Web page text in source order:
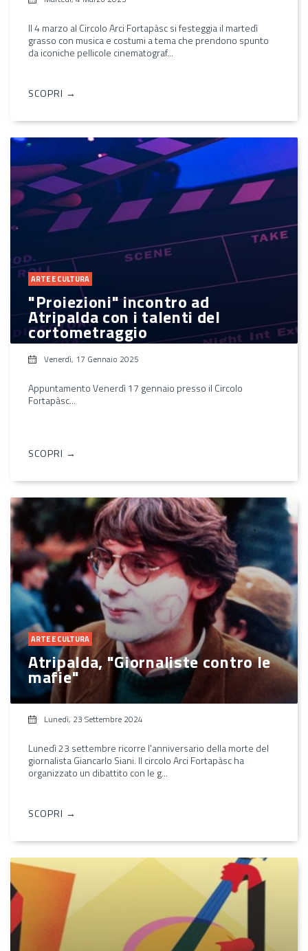
Il 4 marzo al Circolo Arci Fortapàsc si festeggia il martedì
grasso con musica e costumi a tema che prendono spunto
da iconiche pellicole cinematograf...
SCOPRI →
ARTE E CULTURA
"Proiezioni" incontro ad
Atripalda con i talenti del
cortometraggio
Venerdì, 17 Gennaio 2025
Appuntamento Venerdì 17 gennaio presso il Circolo
Fortapàsc...
SCOPRI →
ARTE E CULTURA
Atripalda, "Giornaliste contro le
mafie"
Lunedì, 23 Settembre 2024
Lunedì 23 settembre ricorre l'anniversario della morte del
giornalista Giancarlo Siani. Il circolo Arci Fortapàsc ha
organizzato un dibattito con le g...
SCOPRI →